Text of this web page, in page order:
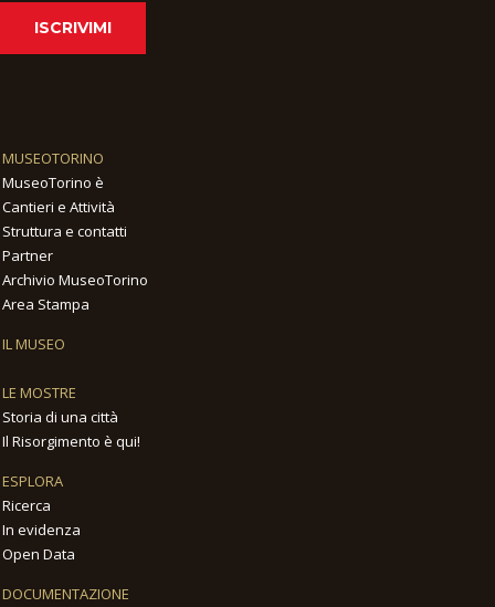
ISCRIVIMI
MUSEOTORINO
MuseoTorino è
Cantieri e Attività
Struttura e contatti
Partner
Archivio MuseoTorino
Area Stampa
IL MUSEO
LE MOSTRE
Storia di una città
Il Risorgimento è qui!
ESPLORA
Ricerca
In evidenza
Open Data
DOCUMENTAZIONE